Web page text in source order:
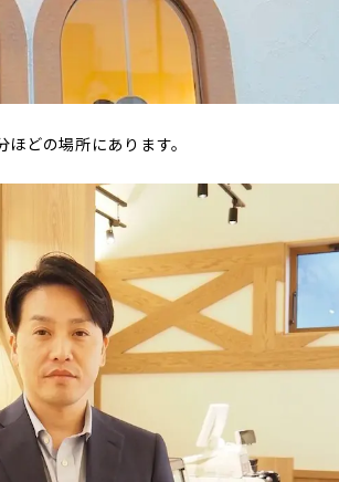
どの場所にあります。